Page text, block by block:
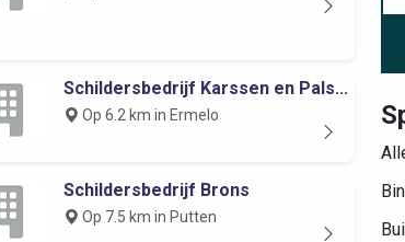
Schildersbedrijf Karssen en Pals...
Op 6.2 km in Ermelo
Schildersbedrijf Brons
Op 7.5 km in Putten